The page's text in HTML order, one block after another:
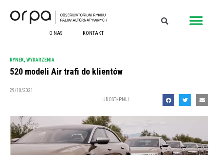
O NAS KONTAKT
RYNEK WYDARZENIA
520 modeli Air trafi do klientów
29/10/2021
UDOSTĘPNIJ